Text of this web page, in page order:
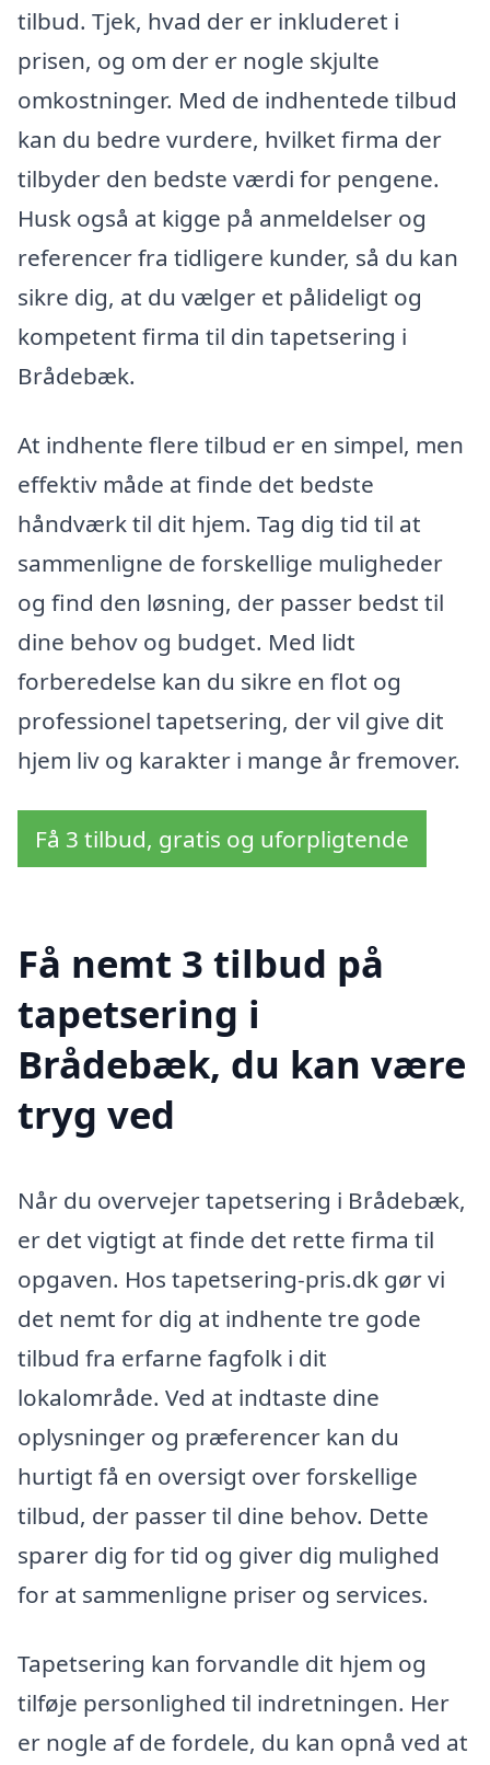
tilbud. Tjek, hvad der er inkluderet i
prisen, og om der er nogle skjulte
omkostninger. Med de indhentede tilbud
kan du bedre vurdere, hvilket firma der
tilbyder den bedste værdi for pengene.
Husk også at kigge på anmeldelser og
referencer fra tidligere kunder, så du kan
sikre dig, at du vælger et pålideligt og
kompetent firma til din tapetsering i
Brådebæk.
At indhente flere tilbud er en simpel, men
effektiv måde at finde det bedste
håndværk til dit hjem. Tag dig tid til at
sammenligne de forskellige muligheder
og find den løsning, der passer bedst til
dine behov og budget. Med lidt
forberedelse kan du sikre en flot og
professionel tapetsering, der vil give dit
hjem liv og karakter i mange år fremover.
Få 3 tilbud, gratis og uforpligtende
Få nemt 3 tilbud på
tapetsering i
Brådebæk, du kan være
tryg ved
Når du overvejer tapetsering i Brådebæk,
er det vigtigt at finde det rette firma til
opgaven. Hos tapetsering-pris.dk gør vi
det nemt for dig at indhente tre gode
tilbud fra erfarne fagfolk i dit
lokalområde. Ved at indtaste dine
oplysninger og præferencer kan du
hurtigt få en oversigt over forskellige
tilbud, der passer til dine behov. Dette
sparer dig for tid og giver dig mulighed
for at sammenligne priser og services.
Tapetsering kan forvandle dit hjem og
tilføje personlighed til indretningen. Her
er nogle af de fordele, du kan opnå ved at